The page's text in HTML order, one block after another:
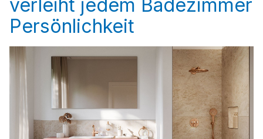
verleiht jedem Badezimmer
Persönlichkeit